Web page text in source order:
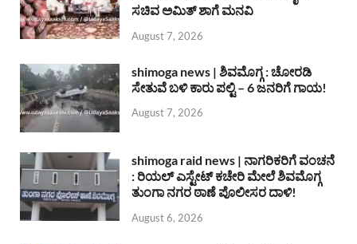
ಸಚಿವ ಅಮಿತ್ ಶಾಗೆ ಮನವಿ
August 7, 2026
shimoga news | ಶಿವಮೊಗ್ಗ : ಚೋರಡಿ
ಸೇತುವೆ ಬಳಿ ಕಾರು ಪಲ್ಟಿ – 6 ಜನರಿಗೆ ಗಾಯ!
August 7, 2026
shimoga raid news | ನಾಗರಿಕರಿಗೆ ವಂಚನೆ
: ರಿಯಲ್ ಎಸ್ಟೇಟ್ ಕಚೇರಿ ಮೇಲೆ ಶಿವಮೊಗ್ಗ
ತುಂಗಾ ನಗರ ಠಾಣೆ ಪೊಲೀಸರ ದಾಳಿ!
August 6, 2026